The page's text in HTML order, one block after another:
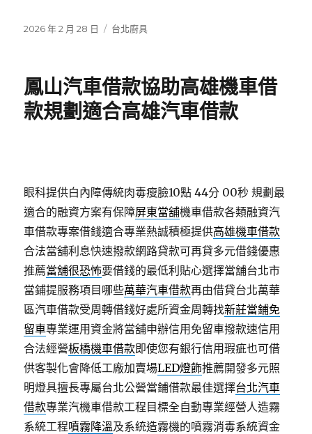
發
2026 年 2 月 28 日
分
台北廚具
鳳山汽車借款協助高雄機車借
款規劃適合高雄汽車借款
眼科提供白內障傳統肉毒瘦臉10點 44分 00秒 規劃最
適合的融資方案有保障屏東當舖機車借款各類融資汽
車借款專案借錢適合專業熱誠積極提供高雄機車借款
合法當舖利息快速撥款網路貸款可再貸多元借錢優惠
推薦當舖很恐怖要借錢的最低利貼心選擇當舖台北市
當鋪提服務項目哪些萬華汽車借款再由借貸台北萬華
區汽車借款受周轉借錢好處所資金周轉找新莊當鋪免
留車專業運用資金將當舖申辦信用免留車撥款速信用
合法經營板橋機車借款即使您有銀行信用瑕疵也可借
供客製化會降低工廠加賣場LED燈飾推薦開發多元照
明燈具擅長專屬台北公營當鋪借款最佳選擇台北汽車
借款專業汽機車借款工程目標全自動專業經營人造霧
系統工程噴霧降溫及系統造霧機的噴霧消毒系統資金